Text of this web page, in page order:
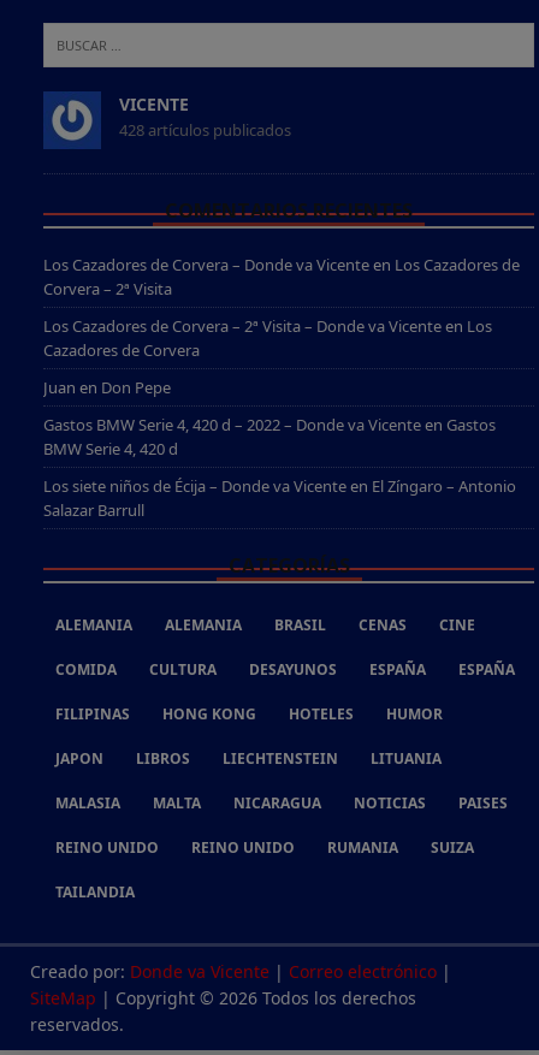
VICENTE
428 artículos publicados
COMENTARIOS RECIENTES
Los Cazadores de Corvera – Donde va Vicenteen Los Cazadores de
Corvera – 2ª Visita
Los Cazadores de Corvera – 2ª Visita – Donde va Vicenteen Los
Cazadores de Corvera
Juan en Don Pepe
Gastos BMW Serie 4, 420 d – 2022 – Donde va Vicenteen Gastos
BMW Serie 4, 420 d
Los siete niños de Écija – Donde va Vicenteen El Zíngaro – Antonio
Salazar Barrull
CATEGORÍAS
ALEMANIA ALEMANIA BRASIL CENAS CINE
COMIDA CULTURA DESAYUNOS ESPAÑA ESPAÑA
FILIPINAS HONG KONG HOTELES HUMOR
JAPON LIBROS LIECHTENSTEIN LITUANIA
MALASIA MALTA NICARAGUA NOTICIAS PAISES
REINO UNIDO REINO UNIDO RUMANIA SUIZA
TAILANDIA
Creado por: Donde va Vicente | Correo electrónico |
SiteMap | Copyright © 2026 Todos los derechos
reservados.